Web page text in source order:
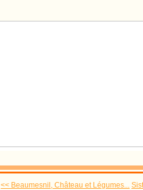
<< Beaumesnil, Château et Légumes...